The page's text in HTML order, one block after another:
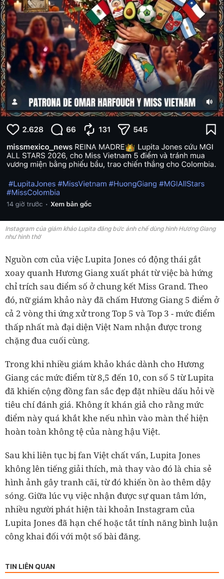
Instagram của giám khảo Lupita đăng bức ảnh chế dùng hình Hương Giang
như hình thờ
Nguồn cơn của việc Lupita Jones có động thái gắt
xoay quanh Hương Giang xuất phát từ việc bà hứng
chỉ trích sau điểm số ở chung kết Miss Grand. Theo
đó, nữ giám khảo này đã chấm Hương Giang 5 điểm ở
cả 2 vòng thi ứng xử trong Top 5 và Top 3 - mức điểm
thấp nhất mà đại diện Việt Nam nhận được trong
chặng đua cuối cùng.
Trong khi nhiều giám khảo khác dành cho Hương
Giang các mức điểm từ 8,5 đến 10, con số 5 từ Lupita
đã khiến cộng đồng fan sắc đẹp đặt nhiều dấu hỏi về
tiêu chí đánh giá. Không ít khán giả cho rằng mức
điểm này quá khắt khe nếu nhìn vào màn thể hiện
hoàn toàn không tệ của nàng hậu Việt.
Sau khi liên tục bị fan Việt chất vấn, Lupita Jones
không lên tiếng giải thích, mà thay vào đó là chia sẻ
hình ảnh gây tranh cãi, từ đó khiến ồn ào thêm dậy
sóng. Giữa lúc vụ việc nhận được sự quan tâm lớn,
nhiều người phát hiện tài khoản Instagram của
Lupita Jones đã hạn chế hoặc tắt tính năng bình luận
công khai đối với một số bài đăng.
TIN LIÊN QUAN